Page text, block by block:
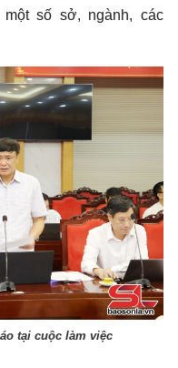
số sở, ngành, các
tại cuộc làm việc